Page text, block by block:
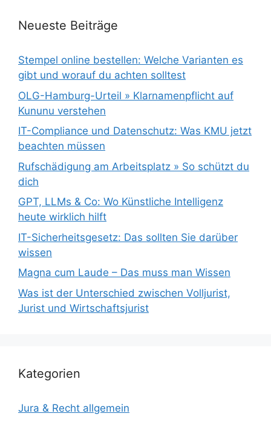
Neueste Beiträge
Stempel online bestellen: Welche Varianten es
gibt und worauf du achten solltest
OLG-Hamburg-Urteil » Klarnamenpflicht auf
Kununu verstehen
IT-Compliance und Datenschutz: Was KMU jetzt
beachten müssen
Rufschädigung am Arbeitsplatz » So schützt du
dich
GPT, LLMs & Co: Wo Künstliche Intelligenz
heute wirklich hilft
IT-Sicherheitsgesetz: Das sollten Sie darüber
wissen
Magna cum Laude – Das muss man Wissen
Was ist der Unterschied zwischen Volljurist,
Jurist und Wirtschaftsjurist
Kategorien
Jura & Recht allgemein